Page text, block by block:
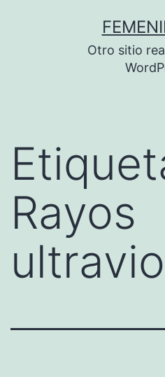
Otro sitio
Rayos